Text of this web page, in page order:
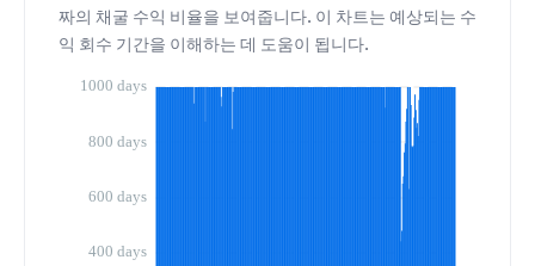
짜의 채굴 수익 비율을 보여줍니다. 이 차트는 예상되는 수
익 회수 기간을 이해하는 데 도움이 됩니다.